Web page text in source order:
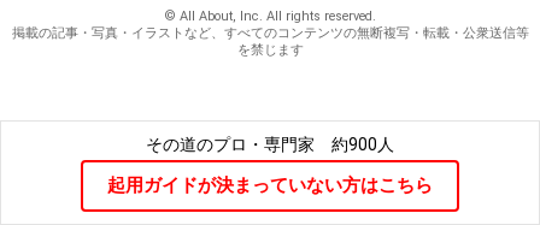
© All About, Inc. All rights reserved.
掲載の記事・写真・イラストなど、すべてのコンテンツの無断複写・転載・公衆送信等
を禁じます
その道のプロ・専門家 約900人
起用ガイドが決まっていない方はこちら